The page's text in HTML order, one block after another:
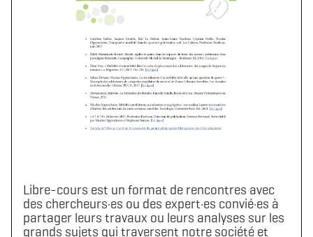
Libre-cours est un format de rencontres avec
des chercheurs·es ou des expert·es convié·es à
partager leurs travaux ou leurs analyses sur les
grands sujets qui traversent notre société et